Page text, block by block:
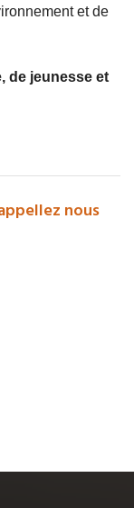
et de
de jeunesse et
nous